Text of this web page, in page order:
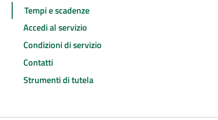
Tempi e scadenze
Accedi al servizio
Condizioni di servizio
Contatti
Strumenti di tutela